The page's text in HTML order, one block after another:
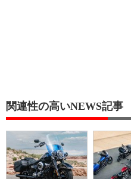
関連性の高いNEWS記事